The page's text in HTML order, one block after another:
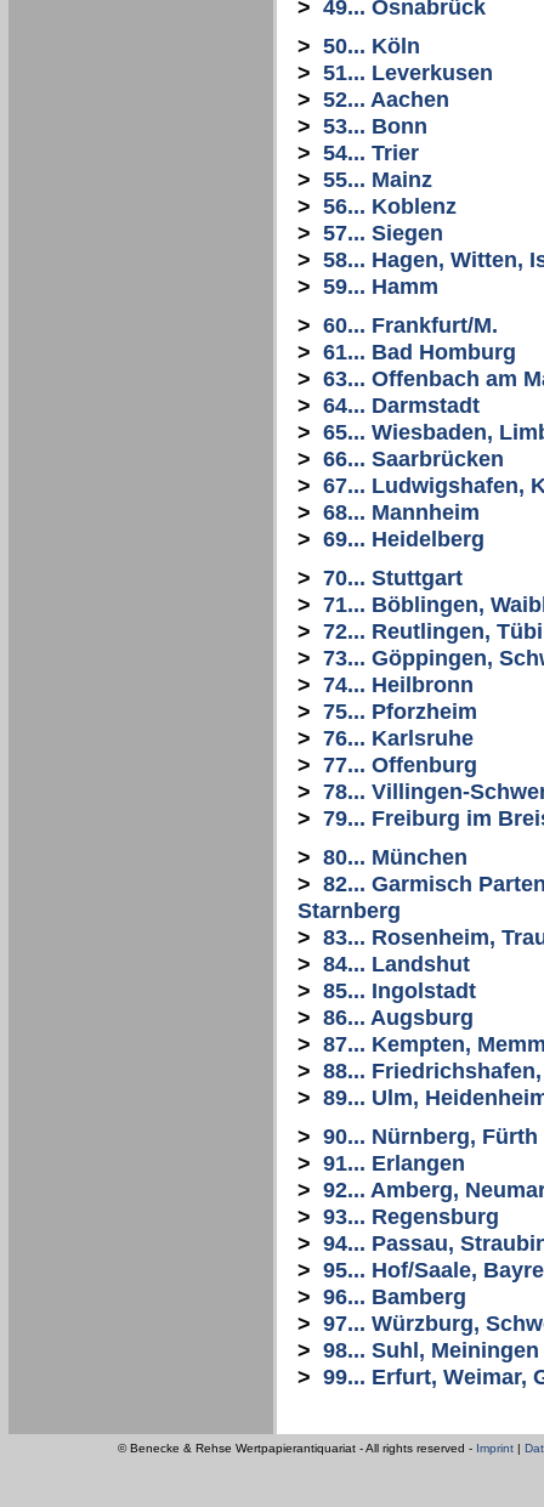
> 49... Osnabrück
> 50... Köln
> 51... Leverkusen
> 52... Aachen
> 53... Bonn
> 54... Trier
> 55... Mainz
> 56... Koblenz
> 57... Siegen
> 58... Hagen, Witten,
> 59... Hamm
> 60... Frankfurt/M.
> 61... Bad Homburg
> 63... Offenbach am
> 64... Darmstadt
> 65... Wiesbaden,
> 66... Saarbrücken
> 67... Ludwigshafen,
> 68... Mannheim
> 69... Heidelberg
> 70... Stuttgart
> 71... Böblingen,
> 72... Reutlingen,
> 73... Göppingen,
> 74... Heilbronn
> 75... Pforzheim
> 76... Karlsruhe
> 77... Offenburg
> 78... Villingen-
> 79... Freiburg im
> 80... München
> 82... Garmisch
Starnberg
> 83... Rosenheim,
> 84... Landshut
> 85... Ingolstadt
> 86... Augsburg
> 87... Kempten,
> 88...
> 89... Ulm,
> 90... Nürnberg, Fürth
> 91... Erlangen
> 92... Amberg,
> 93... Regensburg
> 94... Passau,
> 95... Hof/Saale,
> 96... Bamberg
> 97... Würzburg,
> 98... Suhl, Meiningen
> 99... Erfurt, Weimar,
© Benecke & Rehse Wertpapierantiquariat - All rights reserved - Imprint |